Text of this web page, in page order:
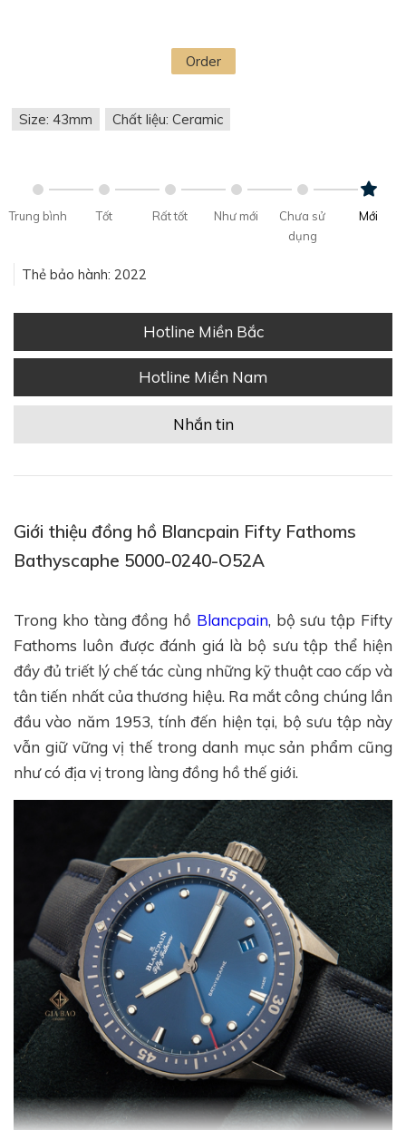
Order
Size: 43mm Chất liệu: Ceramic
Trung bình Tốt Rất tốt Như mới
Chưa sử
dụng
Mới
Thẻ bảo hành: 2022
Hotline Miền Bắc
Hotline Miền Nam
Nhắn tin
Giới thiệu đồng hồ Blancpain Fifty Fathoms
Bathyscaphe 5000-0240-O52A
Trong kho tàng đồng hồ Blancpain, bộ sưu tập Fifty
Fathoms luôn được đánh giá là bộ sưu tập thể hiện
đầy đủ triết lý chế tác cùng những kỹ thuật cao cấp và
tân tiến nhất của thương hiệu. Ra mắt công chúng lần
đầu vào năm 1953, tính đến hiện tại, bộ sưu tập này
vẫn giữ vững vị thế trong danh mục sản phẩm cũng
như có địa vị trong làng đồng hồ thế giới.